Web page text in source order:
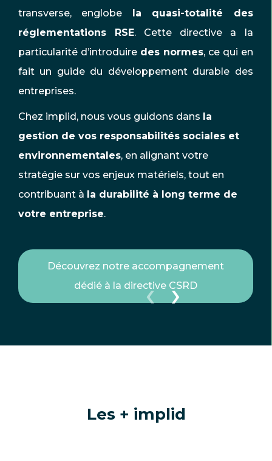
transverse, englobe la quasi-totalité des
réglementations RSE. Cette directive a la
particularité d’introduire des normes, ce qui en
fait un guide du développement durable des
entreprises.
Chez implid, nous vous guidons dans la
gestion de vos responsabilités sociales et
environnementales, en alignant votre
stratégie sur vos enjeux matériels, tout en
contribuant à la durabilité à long terme de
votre entreprise.
Découvrez notre accompagnement
dédié à la directive CSRD
‹ ›
Les + implid